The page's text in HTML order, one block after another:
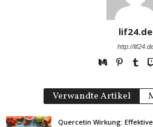
lif24.de
http://
Verwandte Artikel
Quercetin Wirkung: